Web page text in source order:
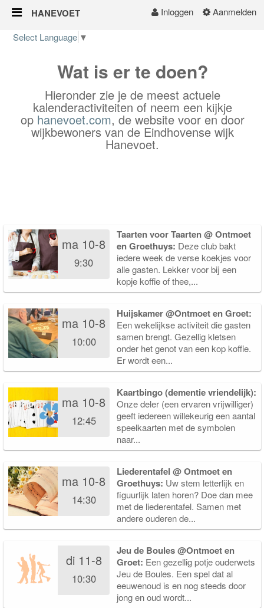
Naar content
Inloggen Aanmelden
HANEVOET
Wat is er te doen?
Hieronder zie je de meest actuele
kalenderactiviteiten of neem een kijkje
op hanevoet.com, dewebsite voor en door
wijkbewoners van de Eindhovense wijk
Hanevoet.
ma 10-8
9:30
Taarten voor Taarten @ Ontmoet
en Groethuys: Deze club bakt
iedere week de verse koekjes voor
alle gasten. Lekker voor bij een
kopje koffie of thee,...
ma 10-8
10:00
Huijskamer @Ontmoet en Groet:
Een wekelijkse activiteit die gasten
samen brengt. Gezellig kletsen
onder het genot van een kop koffie.
Er wordt een...
ma 10-8
12:45
Kaartbingo (dementie vriendelijk):
Onze deler (een ervaren vrijwilliger)
geeft iedereen willekeurig een aantal
speelkaarten met de symbolen
naar...
ma 10-8
14:30
Liederentafel @ Ontmoet en
Groethuys: Uw stem letterlijk en
figuurlijk laten horen? Doe dan mee
met de liederentafel. Samen met
andere ouderen de...
di 11-8
10:30
Jeu de Boules @Ontmoet en
Groet: Een gezellig potje ouderwets
Jeu de Boules. Een spel dat al
eeuwenoud is en nog steeds door
jong en oud wordt...
Select Language ▼